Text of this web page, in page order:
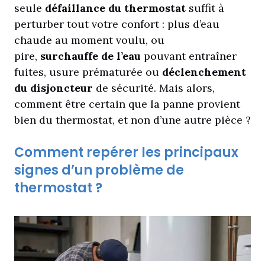
seule défaillance du thermostat suffit à
perturber tout votre confort : plus d’eau
chaude au moment voulu, ou
pire, surchauffe de l’eau pouvant entraîner
fuites, usure prématurée ou déclenchement
du disjoncteur de sécurité. Mais alors,
comment être certain que la panne provient
bien du thermostat, et non d’une autre pièce ?
Comment repérer les principaux
signes d’un problème de
thermostat ?